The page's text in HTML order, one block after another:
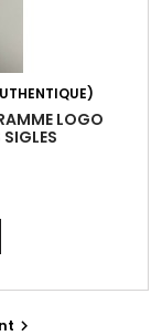
LOGO
